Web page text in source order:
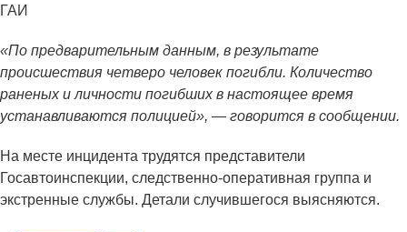
ГАИ
«По предварительным данным, в результате
происшествия четверо человек погибли. Количество
раненых и личности погибших в настоящее время
устанавливаются полицией», — говорится в сообщении.
На месте инцидента трудятся представители
Госавтоинспекции, следственно-оперативная группа и
экстренные службы. Детали случившегося выясняются.